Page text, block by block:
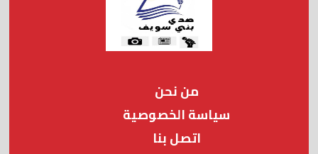
من نحن
سياسة الخصوصية
اتصل بنا